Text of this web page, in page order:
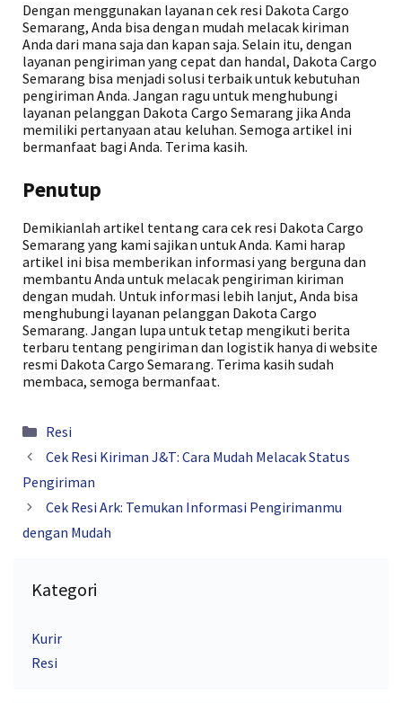
Dengan menggunakan layanan cek resi Dakota Cargo
Semarang, Anda bisa dengan mudah melacak kiriman
Anda dari mana saja dan kapan saja. Selain itu, dengan
layanan pengiriman yang cepat dan handal, Dakota Cargo
Semarang bisa menjadi solusi terbaik untuk kebutuhan
pengiriman Anda. Jangan ragu untuk menghubungi
layanan pelanggan Dakota Cargo Semarang jika Anda
memiliki pertanyaan atau keluhan. Semoga artikel ini
bermanfaat bagi Anda. Terima kasih.
Penutup
Demikianlah artikel tentang cara cek resi Dakota Cargo
Semarang yang kami sajikan untuk Anda. Kami harap
artikel ini bisa memberikan informasi yang berguna dan
membantu Anda untuk melacak pengiriman kiriman
dengan mudah. Untuk informasi lebih lanjut, Anda bisa
menghubungi layanan pelanggan Dakota Cargo
Semarang. Jangan lupa untuk tetap mengikuti berita
terbaru tentang pengiriman dan logistik hanya di website
resmi Dakota Cargo Semarang. Terima kasih sudah
membaca, semoga bermanfaat.
Kategori
Resi
Cek Resi Kiriman J&T: Cara Mudah Melacak Status
Pengiriman
Cek Resi Ark: Temukan Informasi Pengirimanmu
dengan Mudah
Kategori
Kurir
Resi